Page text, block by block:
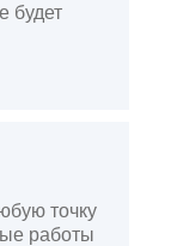
будет
точку
работы